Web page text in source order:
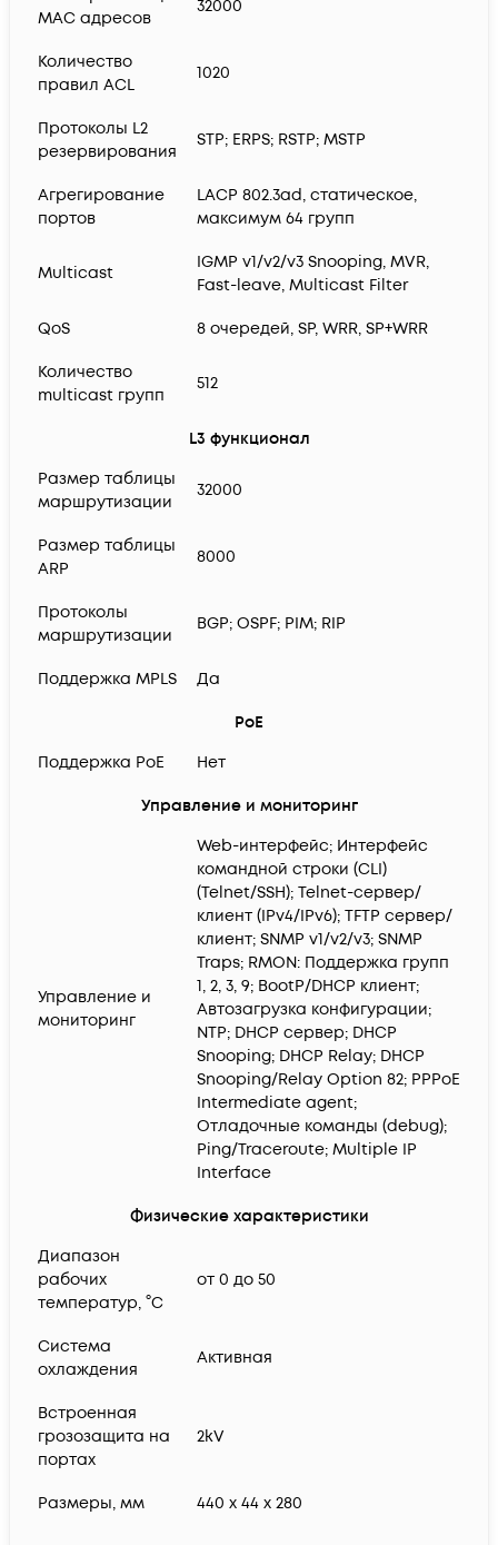
MAC адресов
32000
Количество
правил ACL
1020
Протоколы L2
резервирования
STP; ERPS; RSTP; MSTP
Агрегирование
портов
LACP 802.3ad, статическое,
максимум 64 групп
Multicast
IGMP v1/v2/v3 Snooping, MVR,
Fast-leave, Multicast Filter
QoS 8 очередей, SP, WRR, SP+WRR
Количество
multicast групп
512
L3 функционал
Размер таблицы
маршрутизации
32000
Размер таблицы
ARP
8000
Протоколы
маршрутизации
BGP; OSPF; PIM; RIP
Поддержка MPLS Да
PoE
Поддержка PoE
Нет
Управление и мониторинг
Управление и
мониторинг
Web-интерфейс; Интерфейс
командной строки (CLI)
(Telnet/SSH); Telnet-сервер/
клиент (IPv4/IPv6); TFTP сервер/
клиент; SNMP v1/v2/v3; SNMP
Traps; RMON: Поддержка групп
1, 2, 3, 9; BootP/DHCP клиент;
Автозагрузка конфигурации;
NTP; DHCP сервер; DHCP
Snooping; DHCP Relay; DHCP
Snooping/Relay Option 82; PPPoE
Intermediate agent;
Отладочные команды (debug);
Ping/Traceroute; Multiple IP
Interface
Физические характеристики
Диапазон
рабочих
температур, °C
от 0 до 50
Система
охлаждения
Активная
Встроенная
грозозащита на
портах
2kV
Размеры, мм 440 x 44 x 280